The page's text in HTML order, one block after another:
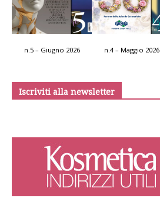
n.5 – Giugno 2026 n.4 – Maggio 2026
Iscriviti alla newsletter